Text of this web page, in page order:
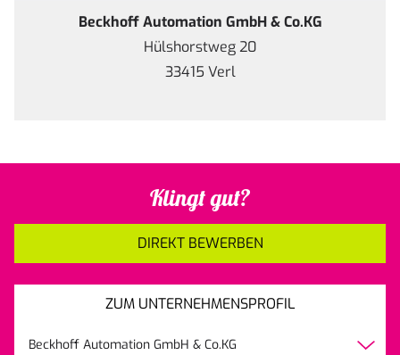
Beckhoff Automation GmbH & Co.KG
Hülshorstweg 20
33415 Verl
Klingt gut?
DIREKT BEWERBEN
ZUM UNTERNEHMENSPROFIL
Beckhoff Automation GmbH & Co.KG